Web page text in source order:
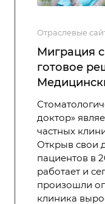
Отраслевые
Миграция
готовое
доктор»
частных
Открыв свои
пациентов в
работает и
произошли
клиника